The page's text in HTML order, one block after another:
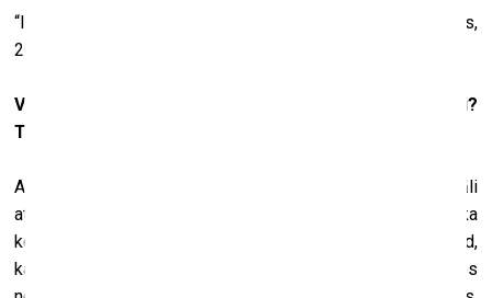
“Iztēlotā kolekcija”: fon Barta X Leopolds Veinbergs,
2018,
Vai tas nav kaut kas pretējs kolekcionēšanas būtībai?
Tas tomēr ir ļoti personisks process.
Atkal jau jāsaka, ka jautājums ir par to, ko tu vari finansiāli
atļauties. Jā, tas ir personiski, taču tev var būt personiska
kolekcija arī uz neilgu laiku. Vienīgā atšķirība ir tāda, ka tad,
kad šis laiks beidzas, tās tev vairs nav. Taču, kad es